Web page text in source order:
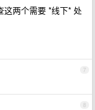
两个需要 *线下* 处
7
8